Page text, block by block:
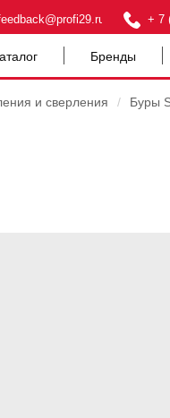
+ 7
feedback@profi29.ru
Бренды
и сверления / Буры